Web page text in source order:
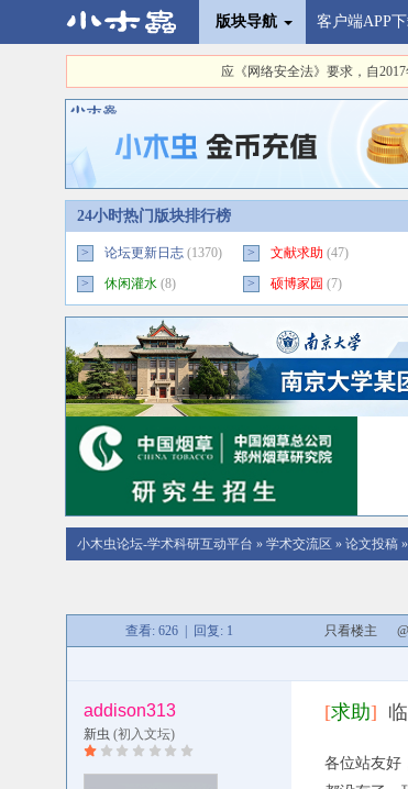
版块导航 客户端APP
应《网络安全法》要求，自
24小时热门版块排行榜
> 论坛更新日志(1370) > 文献求助 (47)
>
休闲灌水(8) > 硕博家园 (7)
小木虫论坛-学术科研互动平台 » 学术交流区 » 论文投稿»
查看: 626 | 回复: 1 只看楼主
addison313
新虫 (初入文坛)
[求助]
各位站友好